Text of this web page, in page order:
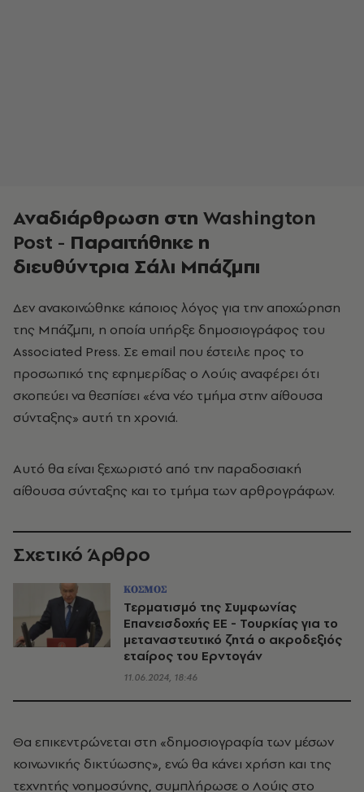
Αναδιάρθρωση στη Washington
Post - Παραιτήθηκε η
διευθύντρια Σάλι Μπάζμπι
Δεν ανακοινώθηκε κάποιος λόγος για την αποχώρηση
της Μπάζμπι, η οποία υπήρξε δημοσιογράφος του
Associated Press. Σε email που έστειλε προς το
προσωπικό της εφημερίδας ο Λούις αναφέρει ότι
σκοπεύει να θεσπίσει «ένα νέο τμήμα στην αίθουσα
σύνταξης» αυτή τη χρονιά.
Αυτό θα είναι ξεχωριστό από την παραδοσιακή
αίθουσα σύνταξης και το τμήμα των αρθρογράφων.
Σχετικό Άρθρο
ΚΟΣΜΟΣ
Τερματισμό της Συμφωνίας
Επανεισδοχής ΕΕ - Τουρκίας για το
μεταναστευτικό ζητά ο ακροδεξιός
εταίρος του Ερντογάν
11.06.2024, 18:46
Θα επικεντρώνεται στη «δημοσιογραφία των μέσων
κοινωνικής δικτύωσης», ενώ θα κάνει χρήση και της
τεχνητής νοημοσύνης, συμπλήρωσε ο Λούις στο